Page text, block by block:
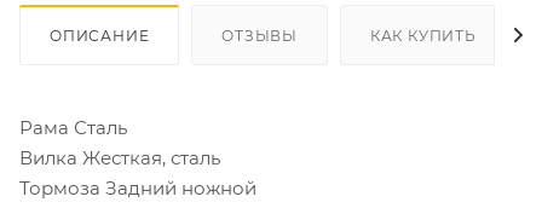
ОПИСАНИЕ ОТЗЫВЫ КАК КУПИТЬ
Рама Сталь
Вилка Жесткая, сталь
Тормоза Задний ножной